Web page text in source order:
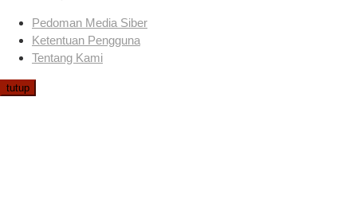
Pedoman Media Siber
Ketentuan Pengguna
Tentang Kami
tutup